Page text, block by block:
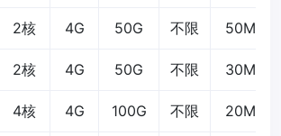
2核 4G 50G 不限 50M
2核 4G 50G 不限 30M
4核 4G 100G 不限 20M